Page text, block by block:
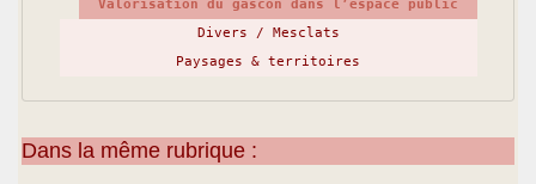
Valorisation du gascon dans l’espace public
Divers / Mesclats
Paysages & territoires
Dans la même rubrique :